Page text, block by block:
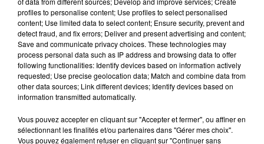
GIRL YOU WOULDNT LET ME SIT AT THE TABLE WITH
THE OTHER CAST MEMBERS CAUSE “I DIDNT
BELONG THERE” FUCK YOU LEA
https://t.co/s4NoLdtqRs
— Dabier (@OfficialDabier)June 2, 2020
Pour le moment, Lea Michele n'a pas commenté cette
polémique.
profiles to personalise content; Use profiles to select personalised
content; Use limited data to select content; Ensure security, prevent and
detect fraud, and fix errors; Deliver and present advertising and content;
Save and communicate privacy choices. These technologies may
process personal data such as IP address and browsing data to offer
following functionalities: Identify devices based on information actively
requested; Use precise geolocation data; Match and combine data from
other data sources; Link different devices; Identify devices based on
information transmitted automatically.
Vous pouvez accepter en cliquant sur "Accepter et fermer", ou affiner en
sélectionnant les finalités et/ou partenaires dans "Gérer mes choix".
Vous pouvez également refuser en cliquant sur "Continuer sans